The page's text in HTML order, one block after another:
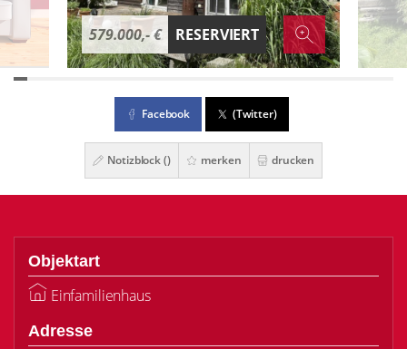
579.000,- € RESERVIERT
Facebook (Twitter)
Notizblock () merken drucken
Objektart
Einfamilienhaus
Adresse